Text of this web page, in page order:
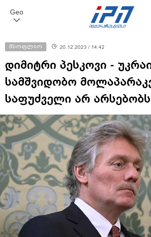
Geo
მსოფლიო 20.12.2023 / 14:42
დიმიტრი პესკოვი -
სამშვიდობო
საფუძველი არ არსებობს